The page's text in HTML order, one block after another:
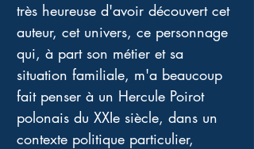
très heureuse d'avoir découvert cet
auteur, cet univers, ce personnage
qui, à part son métier et sa
situation familiale, m'a beaucoup
fait penser à un Hercule Poirot
polonais du XXIe siècle, dans un
contexte politique particulier,